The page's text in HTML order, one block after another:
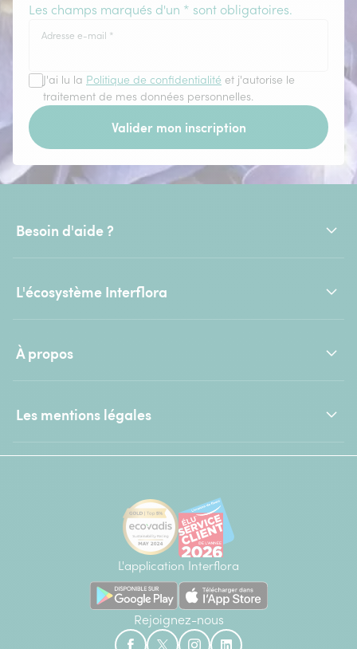
Les champs marqués d'un * sont obligatoires.
Adresse e-mail *
J'ai lu la Politique de confidentialité et j'autorise le
traitement de mes données personnelles.
Valider mon inscription
Besoin d'aide ?
L'écosystème Interflora
À propos
Les mentions légales
L'application Interflora
Rejoignez-nous